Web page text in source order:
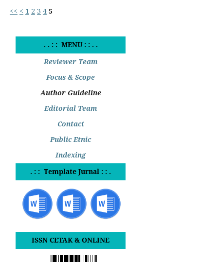
<< < 1 2 3 4 5
. . : : MENU : : . .
Reviewer Team
Focus & Scope
Author Guideline
Editorial Team
Contact
Public Etnic
Indexing
. : : Template Jurnal : : .
ISSN CETAK & ONLINE